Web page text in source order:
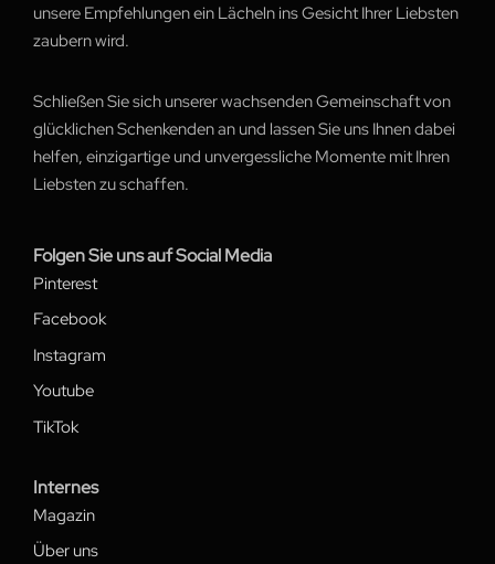
unsere Empfehlungen ein Lächeln ins Gesicht Ihrer Liebsten
zaubern wird.
Schließen Sie sich unserer wachsenden Gemeinschaft von
glücklichen Schenkenden an und lassen Sie uns Ihnen dabei
helfen, einzigartige und unvergessliche Momente mit Ihren
Liebsten zu schaffen.
Folgen Sie uns auf Social Media
Pinterest
Facebook
Instagram
Youtube
TikTok
Internes
Magazin
Über uns